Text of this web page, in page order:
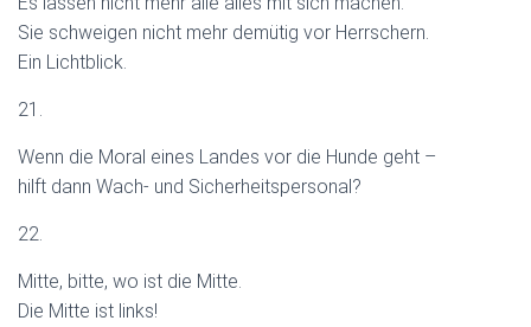
Sie schweigen nicht mehr demütig vor Herrschern.
Ein Lichtblick.
21.
Wenn die Moral eines Landes vor die Hunde geht –
hilft dann Wach- und Sicherheitspersonal?
22.
Mitte, bitte, wo ist die Mitte.
Die Mitte ist links!